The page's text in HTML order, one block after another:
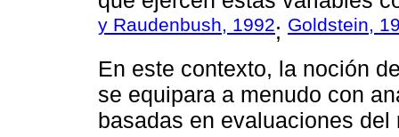
y Raudenbush, 1992; Goldstein,
En este contexto, la noción
se equipara a menudo con
basadas en evaluaciones